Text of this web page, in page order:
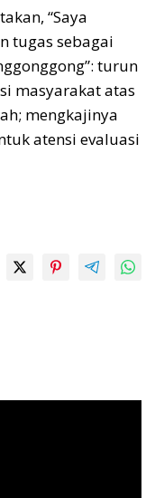
“Saya
tugas sebagai
turun
masyarakat atas
mengkajinya
atensi evaluasi